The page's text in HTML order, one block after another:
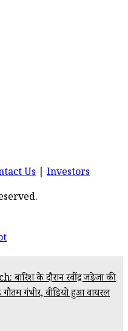
Us
Investors
के दौरान रवींद्र जडेजा की
गौतम गंभीर, वीडियो हुआ वायरल